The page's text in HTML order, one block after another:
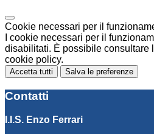
Cookie necessari per il
I cookie necessari per il
disabilitati. È possibile consultare
cookie policy.
Accetta tutti Salva le preferenze
Contatti
I.I.S. Enzo Ferrari